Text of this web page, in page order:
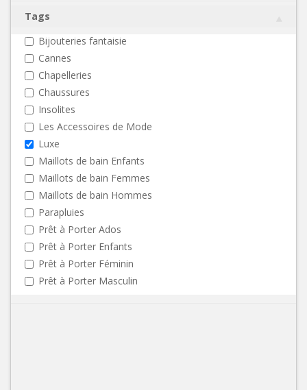
Tags
Bijouteries fantaisie
Cannes
Chapelleries
Chaussures
Insolites
Les Accessoires de Mode
Luxe
Maillots de bain Enfants
Maillots de bain Femmes
Maillots de bain Hommes
Parapluies
Prêt à Porter Ados
Prêt à Porter Enfants
Prêt à Porter Féminin
Prêt à Porter Masculin